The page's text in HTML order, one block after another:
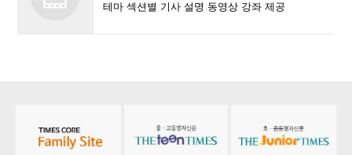
테마 섹션별 기사 설명 동영상 강좌 제공